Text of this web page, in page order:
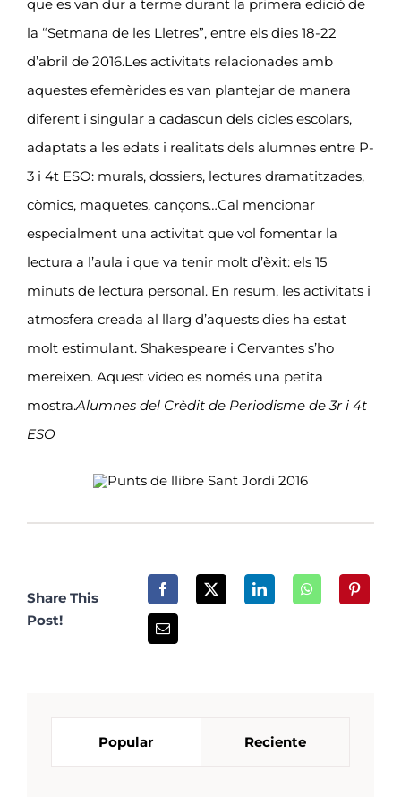
que es van dur a terme durant la primera edició de
la “Setmana de les Lletres”, entre els dies 18-22
d’abril de 2016.Les activitats relacionades amb
aquestes efemèrides es van plantejar de manera
diferent i singular a cadascun dels cicles escolars,
adaptats a les edats i realitats dels alumnes entre P-
3 i 4t ESO: murals, dossiers, lectures dramatitzades,
còmics, maquetes, cançons…Cal mencionar
especialment una activitat que vol fomentar la
lectura a l’aula i que va tenir molt d’èxit: els 15
minuts de lectura personal. En resum, les activitats i
atmosfera creada al llarg d’aquests dies ha estat
molt estimulant. Shakespeare i Cervantes s’ho
mereixen. Aquest video es només una petita
mostra.Alumnes del Crèdit de Periodisme de 3r i 4t
ESO
Share This
Post!
Popular Reciente